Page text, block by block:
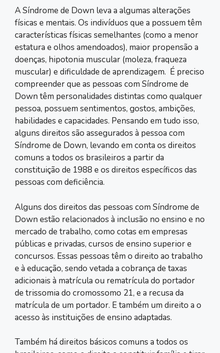
A Síndrome de Down leva a algumas alterações
físicas e mentais. Os indivíduos que a possuem têm
características físicas semelhantes (como a menor
estatura e olhos amendoados), maior propensão a
doenças, hipotonia muscular (moleza, fraqueza
muscular) e dificuldade de aprendizagem. É preciso
compreender que as pessoas com Síndrome de
Down têm personalidades distintas como qualquer
pessoa, possuem sentimentos, gostos, ambições,
habilidades e capacidades. Pensando em tudo isso,
alguns direitos são assegurados à pessoa com
Síndrome de Down, levando em conta os direitos
comuns a todos os brasileiros a partir da
constituição de 1988 e os direitos específicos das
pessoas com deficiência.
Alguns dos direitos das pessoas com Síndrome de
Down estão relacionados à inclusão no ensino e no
mercado de trabalho, como cotas em empresas
públicas e privadas, cursos de ensino superior e
concursos. Essas pessoas têm o direito ao trabalho
e à educação, sendo vetada a cobrança de taxas
adicionais à matrícula ou rematrícula do portador
de trissomia do cromossomo 21, e a recusa da
matrícula de um portador. E também um direito a o
acesso às instituições de ensino adaptadas.
Também há direitos básicos comuns a todos os